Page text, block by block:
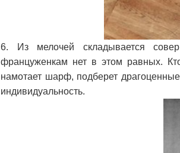
6. Из мелочей складывается
француженкам нет в этом равных.
намотает шарф, подберет
индивидуальность.